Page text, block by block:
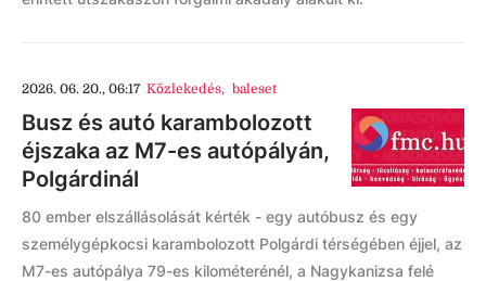
2026. 06. 20., 06:17 Közlekedés, baleset
Busz és autó karambolozott
éjszaka az M7-es autópályán,
Polgárdinál
80 ember elszállásolását kérték - egy autóbusz és egy
személygépkocsi karambolozott Polgárdi térségében éjjel, az
M7-es autópálya 79-es kilométerénél, a Nagykanizsa felé